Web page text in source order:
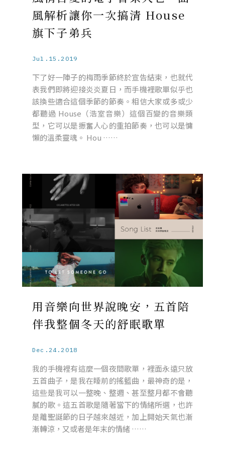
風解析讓你一次搞清 House
旗下子弟兵
Jul.15.2019
下了好一陣子的梅雨季節終於宣告結束，也就代
表我們即將迎接炎炎夏日，而手機裡歌單似乎也
該換些適合這個季節的節奏。相信大家或多或少
都聽過 House（浩室音樂）這個百變的音樂類
型，它可以是振奮人心的重拍節奏，也可以是慵
懶的溫柔靈魂。 Hou ……
用音樂向世界說晚安，五首陪
伴我整個冬天的舒眠歌單
Dec.24.2018
我的手機裡有這麼一個夜間歌單，裡面永遠只放
五首曲子，是我在睡前的搖籃曲，最神奇的是，
這些是我可以一整晚、整週、甚至整月都不會聽
膩的歌。這五首歌是隨著當下的情緒所選，也許
是離聖誕節的日子越來越近，加上開始天氣也漸
漸轉涼，又或者是年末的情緒 ……